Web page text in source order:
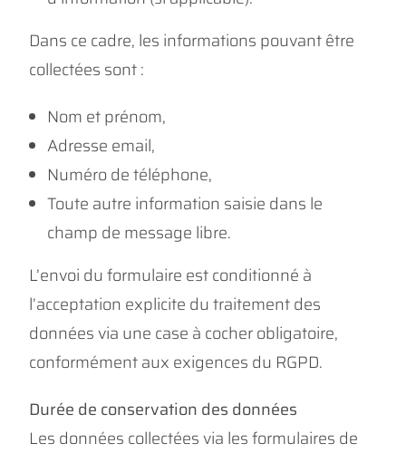
Dans ce cadre, les informations pouvant être
collectées sont :
Nom et prénom,
Adresse email,
Numéro de téléphone,
Toute autre information saisie dans le
champ de message libre.
L’envoi du formulaire est conditionné à
l’acceptation explicite du traitement des
données via une case à cocher obligatoire,
conformément aux exigences du RGPD.
Durée de conservation des données
Les données collectées via les formulaires de